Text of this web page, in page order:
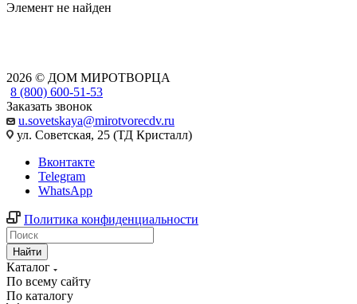
Элемент не найден
2026 © ДОМ МИРОТВОРЦА
8 (800) 600-51-53
Заказать звонок
u.sovetskaya@mirotvorecdv.ru
ул. Советская, 25 (ТД Кристалл)
Вконтакте
Telegram
WhatsApp
Политика конфиденциальности
Найти
Каталог
По всему сайту
По каталогу